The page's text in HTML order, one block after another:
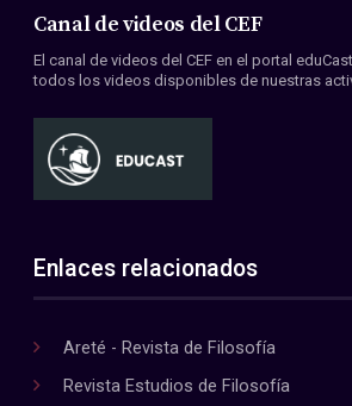
Canal de videos del CEF
El canal de videos del CEF en el portal
todos los videos disponibles de nuestras
Enlaces relacionados
Areté - Revista de Filosofía
Revista Estudios de Filosofía